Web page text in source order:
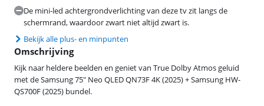
De mini-led achtergrondverlichting van deze tv zit langs de
schermrand, waardoor zwart niet altijd zwart is.
Bekijk alle plus- en minpunten
Omschrijving
Kijk naar heldere beelden en geniet van True Dolby Atmos geluid
met de Samsung 75" Neo QLED QN73F 4K (2025) + Samsung HW-
QS700F (2025) bundel.